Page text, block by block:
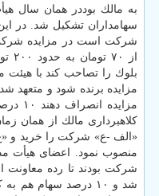
به مالك بوددر همان سال
سهامداران تشكیل شد. در
شركت است در مزایده
از
بلوك را تصاحب كند با هیئت
مزایده برنده شود و متعهد
كلاهبرداری مالك از همان
«الف -ع» شركت را خرید و
منصوب نمود. اعضای هیأت
شركت بودند تا رده معاونت
شد و ۱۰ درصد سهام هم